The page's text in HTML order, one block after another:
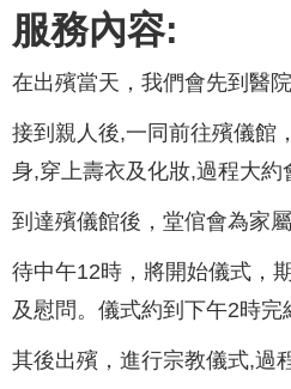
服務內容:
在出殯當天，我們會先到醫
接到親人後,一同前往殯儀館
身,穿上壽衣及化妝,過程大約
到達殯儀館後，堂倌會為家屬
待中午12時，將開始儀式，
及慰問。儀式約到下午2時完
其後出殯，進行宗教儀式,過